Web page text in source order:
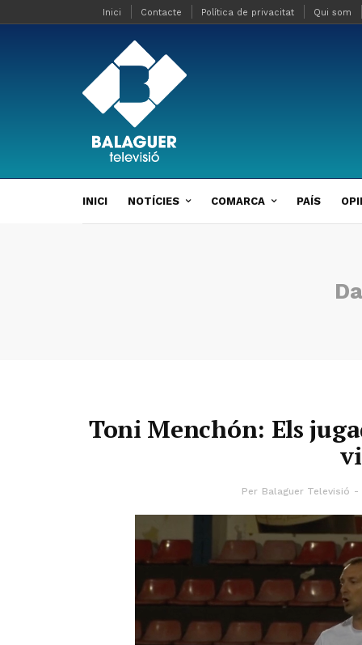
Inici Contacte Política de privacitat Qui som
INICI NOTÍCIES COMARCA PAÍS
Toni Menchón: Els
Per Balaguer Televisió